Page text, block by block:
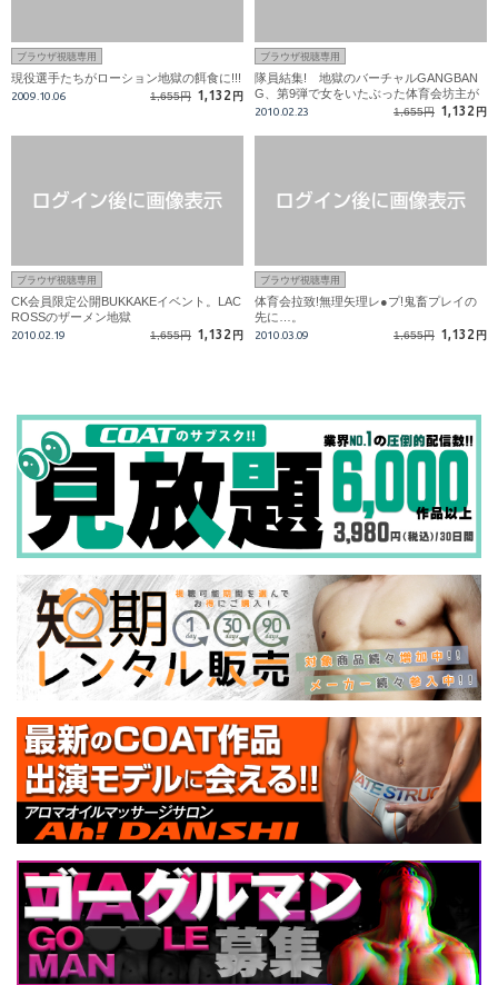
ブラウザ視聴専用
現役選手たちがローション地獄の餌食に!!!
2009.10.06 1,655円 1,132 円
ブラウザ視聴専用
隊員結集! 地獄のバーチャルGANGBAN
G、第9弾で女をいたぶった体育会坊主が
生贄に
2010.02.23 1,655円 1,132 円
ブラウザ視聴専用
CK会員限定公開BUKKAKEイベント。LAC
ROSSのザーメン地獄
2010.02.19 1,655円 1,132 円
ブラウザ視聴専用
体育会拉致!無理矢理レ●プ!鬼畜プレイの
先に…。
2010.03.09 1,655円 1,132 円